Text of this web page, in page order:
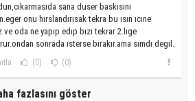
sana duser baskısını
onu hırslandırısak tekra bu ısın ıcıne
ve oda ne yapıp edıp bızı tekrar 2.lıge
sonrada ısterse bırakır.ama sımdı degıl.
(0) (0)
fazlasını göster